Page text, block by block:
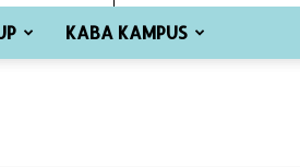
KABA KAMPUS